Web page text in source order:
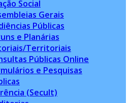
Social
Gerais
Públicas
e Planárias
Territoriais
Públicas Online
e Pesquisas
(Secult)